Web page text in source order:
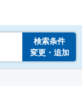
検索条件
変更・追加